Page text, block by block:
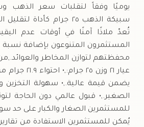
يوميًا وفقاً لتقلبات سعر الذهب
سبيكة الذهب ٢٥ جرام كأداة
تُعدّ ملاذًا آمنًا في أوقات عدم
المستثمرون المتنوعون بإضافة
محفظتهم لتوازن المخاطر
عيار ٢١ وزن
يضمن قيمة عالية.,• سهولة
الصغير.,• قبول عالمي دون الحاجة
للمستثمرين الصغار والكبار على حد
يُمكن للمستثمرين الاستفادة من تقارير